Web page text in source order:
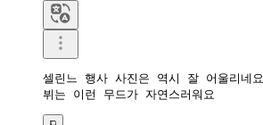
셀린느 행사 사진은 역시 잘 어울리네요
뷔는 이런 무드가 자연스러워요